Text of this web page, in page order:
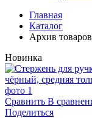
Главная
Каталог
Архив товаров
Новинка
Сравнить В
Поделиться